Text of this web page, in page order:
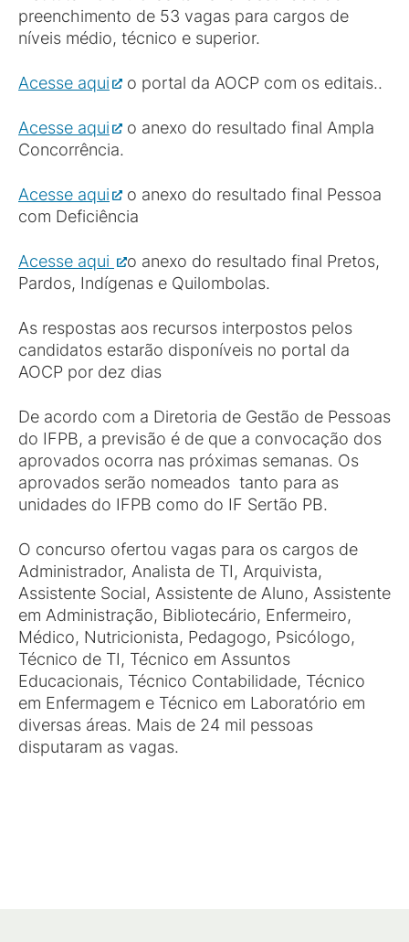
preenchimento de 53 vagas para cargos de
níveis médio, técnico e superior.
Acesse aqui o portal da AOCP com os editais..
Acesse aqui
o anexo do resultado final Ampla
Concorrência.
Acesse aqui
o anexo do resultado final Pessoa
com Deficiência
Acesse aqui
o anexo do resultado final Pretos,
Pardos, Indígenas e Quilombolas.
As respostas aos recursos interpostos pelos
candidatos estarão disponíveis no portal da
AOCP por dez dias
De acordo com a Diretoria de Gestão de Pessoas
do IFPB, a previsão é de que a convocação dos
aprovados ocorra nas próximas semanas. Os
aprovados serão nomeados tanto para as
unidades do IFPB como do IF Sertão PB.
O concurso ofertou vagas para os cargos de
Administrador, Analista de TI, Arquivista,
Assistente Social, Assistente de Aluno, Assistente
em Administração, Bibliotecário, Enfermeiro,
Médico, Nutricionista, Pedagogo, Psicólogo,
Técnico de TI, Técnico em Assuntos
Educacionais, Técnico Contabilidade, Técnico
em Enfermagem e Técnico em Laboratório em
diversas áreas. Mais de 24 mil pessoas
disputaram as vagas.